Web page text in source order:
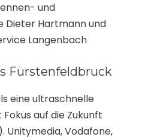
und
Dieter Hartmann und
Langenbach
Fürstenfeldbruck
eine ultraschnelle
auf die Zukunft
Vodafone,